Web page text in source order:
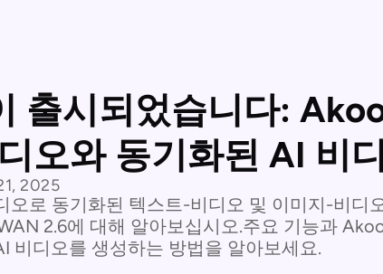
출시되었습니다:
오와 동기화된 AI 비
2025
오로 동기화된 텍스트-비디오 및 이미지-비디
2.6에 대해 알아보십시오.주요 기능과
비디오를 생성하는 방법을 알아보세요.